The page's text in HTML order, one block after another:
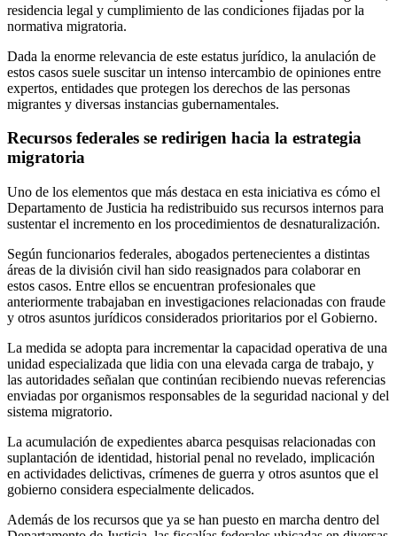
residencia legal y cumplimiento de las condiciones fijadas por la
normativa migratoria.
Dada la enorme relevancia de este estatus jurídico, la anulación de
estos casos suele suscitar un intenso intercambio de opiniones entre
expertos, entidades que protegen los derechos de las personas
migrantes y diversas instancias gubernamentales.
Recursos federales se redirigen hacia la estrategia
migratoria
Uno de los elementos que más destaca en esta iniciativa es cómo el
Departamento de Justicia ha redistribuido sus recursos internos para
sustentar el incremento en los procedimientos de desnaturalización.
Según funcionarios federales, abogados pertenecientes a distintas
áreas de la división civil han sido reasignados para colaborar en
estos casos. Entre ellos se encuentran profesionales que
anteriormente trabajaban en investigaciones relacionadas con fraude
y otros asuntos jurídicos considerados prioritarios por el Gobierno.
La medida se adopta para incrementar la capacidad operativa de una
unidad especializada que lidia con una elevada carga de trabajo, y
las autoridades señalan que continúan recibiendo nuevas referencias
enviadas por organismos responsables de la seguridad nacional y del
sistema migratorio.
La acumulación de expedientes abarca pesquisas relacionadas con
suplantación de identidad, historial penal no revelado, implicación
en actividades delictivas, crímenes de guerra y otros asuntos que el
gobierno considera especialmente delicados.
Además de los recursos que ya se han puesto en marcha dentro del